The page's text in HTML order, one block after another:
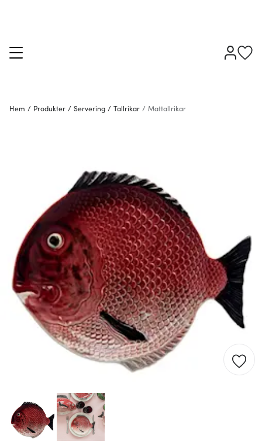
Hem / Produkter / Servering / Tallrikar / Mattallrikar